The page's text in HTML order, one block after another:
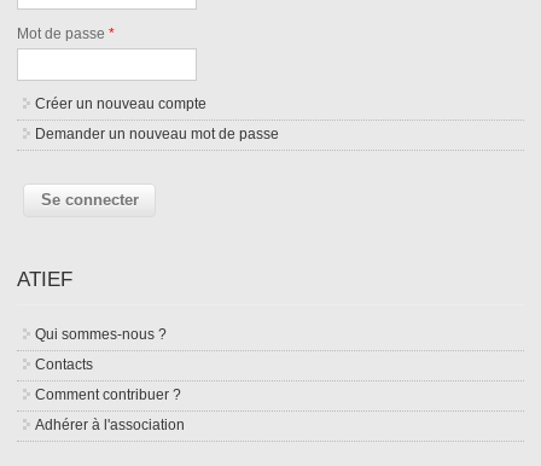
Mot de passe*
Créer un nouveau compte
Demander un nouveau mot de passe
ATIEF
Qui sommes-nous ?
Contacts
Comment contribuer ?
Adhérer à l'association